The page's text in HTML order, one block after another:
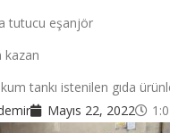
tutucu eşanjör
kazan
tankı istenilen gıda
Mayıs 22, 2022